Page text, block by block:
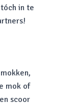
in te
mok of
scoor